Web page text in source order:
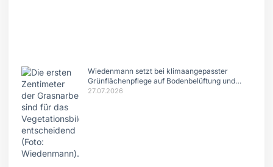
Wiedenmann setzt bei klimaangepasster
Grünflächenpflege auf Bodenbelüftung und
Tiefenlockerung
27.07.2026